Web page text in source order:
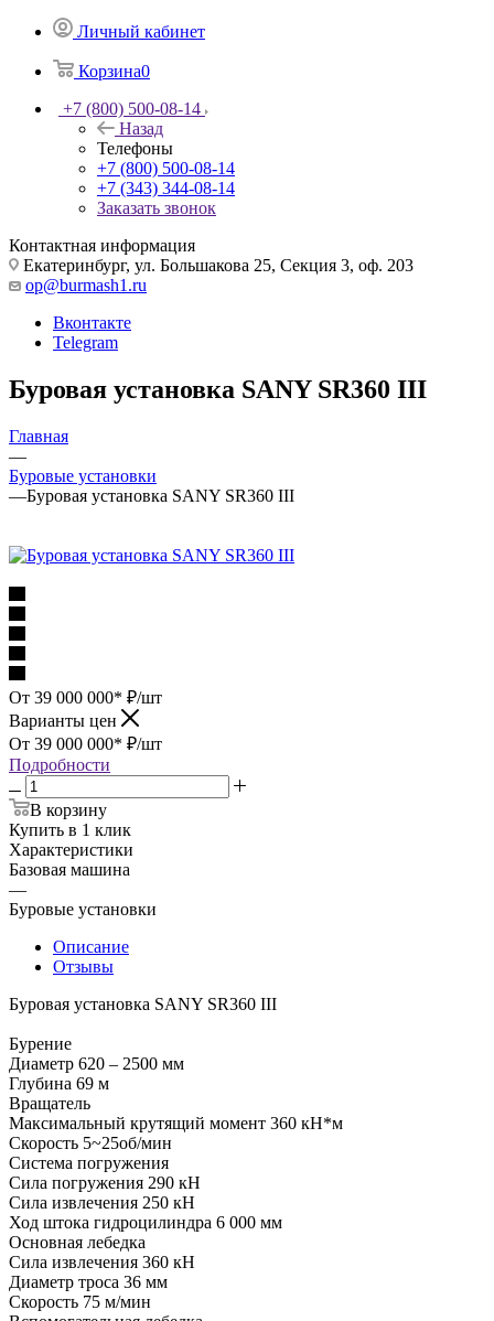
Личный кабинет
Корзина0
+7 (800) 500-08-14
Назад
Телефоны
+7 (800) 500-08-14
+7 (343) 344-08-14
Заказать звонок
Контактная информация
Екатеринбург, ул. Большакова 25, Секция 3, оф. 203
op@burmash1.ru
Вконтакте
Telegram
Буровая установка SANY SR360 III
Главная
—
Буровые установки
—Буровая установка SANY SR360 III
От 39 000 000* ₽/шт
Варианты цен
От 39 000 000* ₽/шт
Подробности
В корзину
Купить в 1 клик
Характеристики
Базовая машина
—
Буровые установки
Описание
Отзывы
Буровая установка SANY SR360 III
Бурение
Диаметр 620 – 2500 мм
Глубина 69 м
Вращатель
Максимальный крутящий момент 360 кН*м
Скорость 5~25об/мин
Система погружения
Сила погружения 290 кН
Сила извлечения 250 кН
Ход штока гидроцилиндра 6 000 мм
Основная лебедка
Сила извлечения 360 кН
Диаметр троса 36 мм
Скорость 75 м/мин